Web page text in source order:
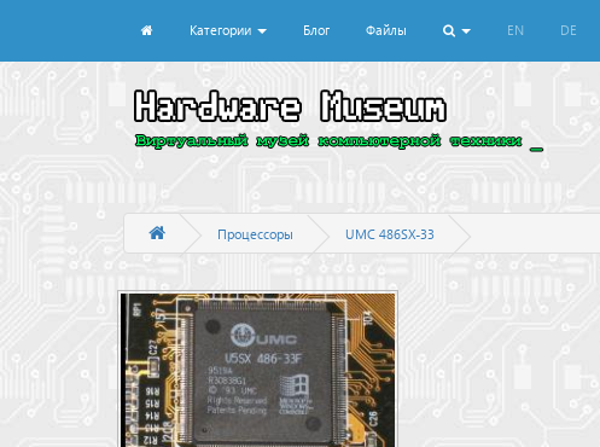
Категории Блог Файлы EN DE
Процессоры UMC 486SX-33